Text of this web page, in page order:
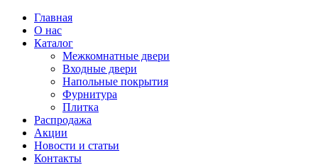
Главная
О нас
Каталог
Межкомнатные двери
Входные двери
Напольные покрытия
Фурнитура
Плитка
Распродажа
Акции
Новости и статьи
Контакты